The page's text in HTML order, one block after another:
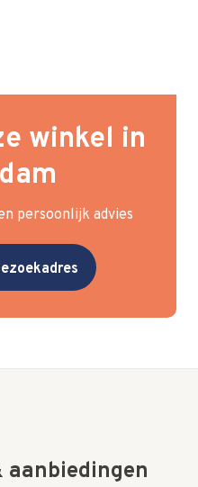
winkel in
persoonlijk advies
aanbiedingen